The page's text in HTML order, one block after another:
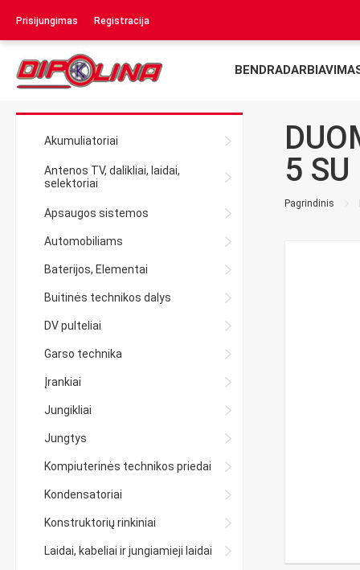
Prisijungimas Registracija
Akumuliatoriai
Antenos TV, dalikliai, laidai,
selektoriai
Apsaugos sistemos
Automobiliams
Baterijos, Elementai
Buitinės technikos dalys
DV pulteliai
Garso technika
Įrankiai
Jungikliai
Jungtys
Kompiuterinės technikos priedai
Kondensatoriai
Konstruktorių rinkiniai
Laidai, kabeliai ir jungiamieji laidai
5 SU
Pagrindinis